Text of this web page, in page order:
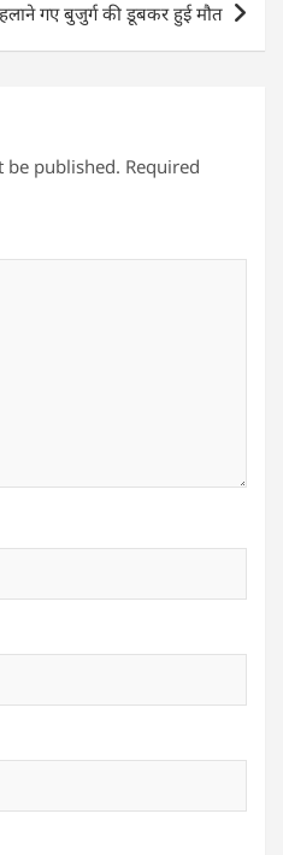
गए बुजुर्ग की डूबकर हुई मौत
be published. Required